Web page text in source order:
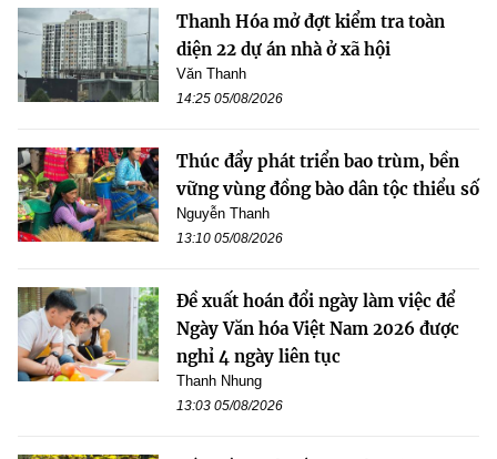
Thanh Hóa mở đợt kiểm tra toàn
diện 22 dự án nhà ở xã hội
Văn Thanh
14:25 05/08/2026
Thúc đẩy phát triển bao trùm, bền
vững vùng đồng bào dân tộc thiểu số
Nguyễn Thanh
13:10 05/08/2026
Đề xuất hoán đổi ngày làm việc để
Ngày Văn hóa Việt Nam 2026 được
nghỉ 4 ngày liên tục
Thanh Nhung
13:03 05/08/2026